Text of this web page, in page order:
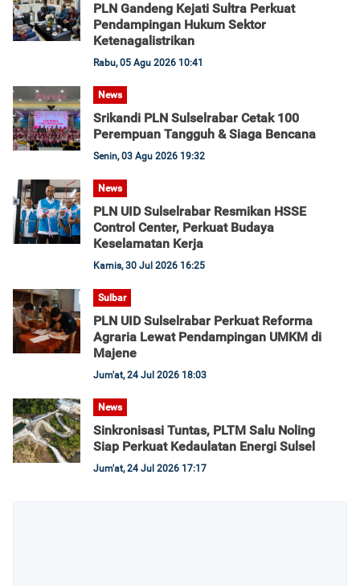
PLN Gandeng Kejati Sultra Perkuat
Pendampingan Hukum Sektor
Ketenagalistrikan
Rabu, 05 Agu 2026 10:41
News
Srikandi PLN Sulselrabar Cetak 100
Perempuan Tangguh & Siaga Bencana
Senin, 03 Agu 2026 19:32
News
PLN UID Sulselrabar Resmikan HSSE
Control Center, Perkuat Budaya
Keselamatan Kerja
Kamis, 30 Jul 2026 16:25
Sulbar
PLN UID Sulselrabar Perkuat Reforma
Agraria Lewat Pendampingan UMKM di
Majene
Jum'at, 24 Jul 2026 18:03
News
Sinkronisasi Tuntas, PLTM Salu Noling
Siap Perkuat Kedaulatan Energi Sulsel
Jum'at, 24 Jul 2026 17:17